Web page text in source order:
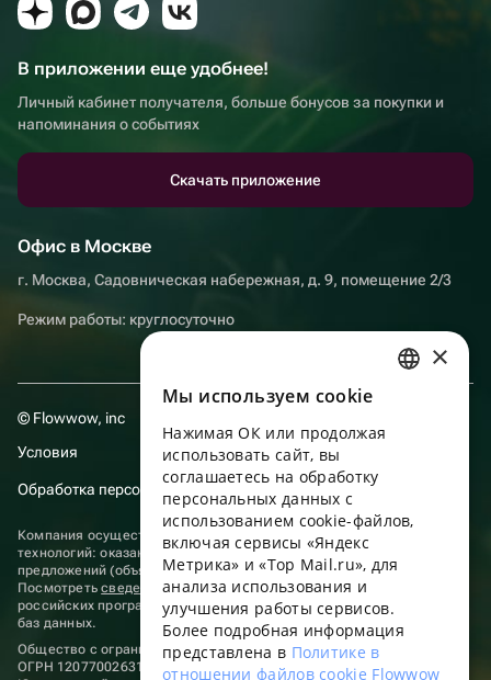
В приложении еще удобнее!
Личный кабинет получателя, больше бонусов за покупки и
напоминания о событиях
Скачать приложение
Офис в Москве
г. Москва, Садовническая набережная, д. 9, помещение 2/3
Режим работы: круглосуточно
© Flowwow, inc
Условия
Обработка персональных данных
Компания осуществляет деятельность в области информационных
технологий: оказание услуг в сети “Интернет” по размещению
предложений (объявлений) продавцов о реализации товаров.
Посмотретьсведения о программах, включенных в реестр
российских программ для электронных вычислительных машин и
баз данных.
Общество с ограниченной ответственностью «ФЛАУВАУ»
ОГРН 1207700263198, ИНН 9702020445
ENGLISH
UKRAINIAN
PORTUGUESE
FRENCH
×
Мы используем сookie
Нажимая ОК или продолжая
использовать сайт, вы
соглашаетесь на обработку
персональных данных с
использованием cookie-файлов,
включая сервисы «Яндекс
Метрика» и «Top Mail.ru», для
анализа использования и
улучшения работы сервисов.
Более подробная информация
представлена в Политике в
отношении файлов cookie Flowwow